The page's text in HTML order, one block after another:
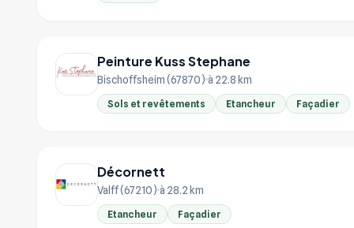
Peinture Kuss Stephane
Bischoffsheim (67870) à 22.8 km
Sols et revêtements Etancheur Façadier
Décornett
Valff (67210) à 28.2 km
Etancheur Façadier